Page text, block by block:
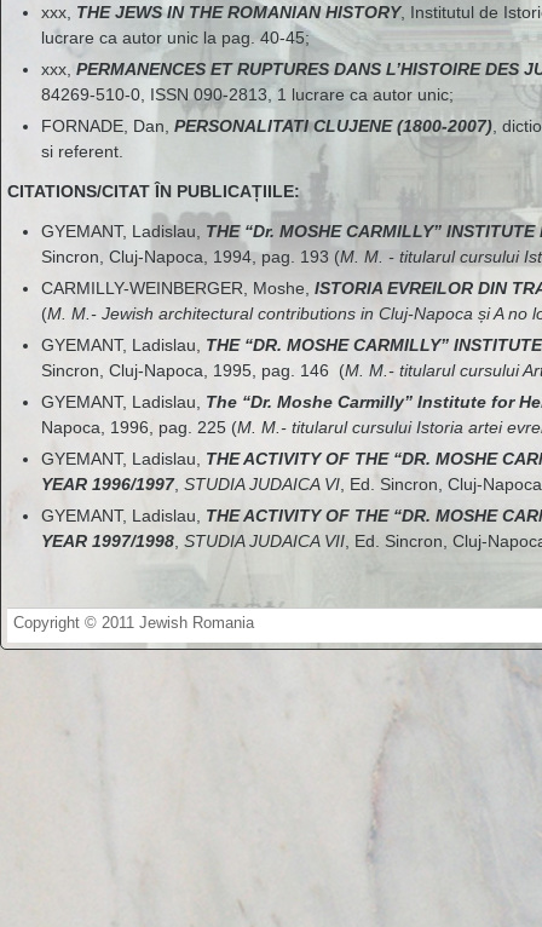
xxx, THE JEWS IN THE ROMANIAN HISTORY, Institutul de
lucrare ca autor unic la pag. 40-45;
xxx, PERMANENCES ET RUPTURES DANS L’HISTOIRE DES
84269-510-0, ISSN 090-2813, 1 lucrare ca autor unic;
FORNADE, Dan, PERSONALITATI CLUJENE (1800-2007) ,
si referent.
CITATIONS/CITAT ÎN PUBLICAȚIILE:
GYEMANT, Ladislau, THE “Dr. MOSHE CARMILLY”
Sincron, Cluj-Napoca, 1994, pag. 193 (M. M. - titularul cursului
CARMILLY-WEINBERGER, Moshe, ISTORIA EVREILOR DIN
(M. M.- Jewish architectural contributions in Cluj-Napoca și A no
GYEMANT, Ladislau, THE “DR. MOSHE CARMILLY”
Sincron, Cluj-Napoca, 1995, pag. 146 (M. M.- titularul cursului
GYEMANT, Ladislau, The “Dr. Moshe Carmilly” Institute for
Napoca, 1996, pag. 225 (M. M.- titularul cursului Istoria artei
GYEMANT, Ladislau, THE ACTIVITY OF THE “DR. MOSHE
YEAR 1996/1997, STUDIA JUDAICA VI , Ed. Sincron, Cluj-
GYEMANT, Ladislau, THE ACTIVITY OF THE “DR. MOSHE
YEAR 1997/1998 STUDIA JUDAICA VII , Ed. Sincron, Cluj-
Copyright © 2011 Jewish Romania